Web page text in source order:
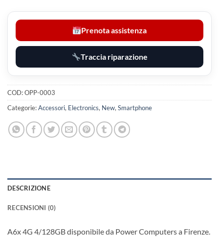
Prenota assistenza
Traccia riparazione
COD:OPP-0003
Categorie:Accessori, Electronics, New, Smartphone
DESCRIZIONE
RECENSIONI (0)
A6x 4G 4/128GB disponibile da Power Computers a Firenze.